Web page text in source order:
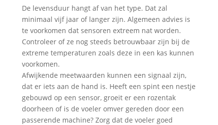
De levensduur hangt af van het type. Dat zal
minimaal vijf jaar of langer zijn. Algemeen advies is
te voorkomen dat sensoren extreem nat worden.
Controleer of ze nog steeds betrouwbaar zijn bij de
extreme temperaturen zoals deze in een kas kunnen
voorkomen.
Afwijkende meetwaarden kunnen een signaal zijn,
dat er iets aan de hand is. Heeft een spint een nestje
gebouwd op een sensor, groeit er een rozentak
doorheen of is de voeler omver gereden door een
passerende machine? Zorg dat de voeler goed